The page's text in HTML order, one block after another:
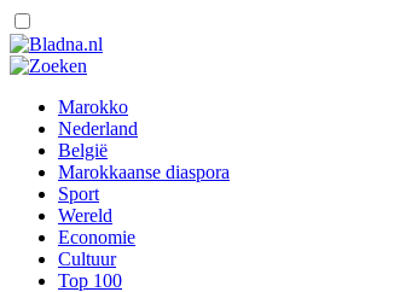
Marokko
Nederland
België
Marokkaanse diaspora
Sport
Wereld
Economie
Cultuur
Top 100